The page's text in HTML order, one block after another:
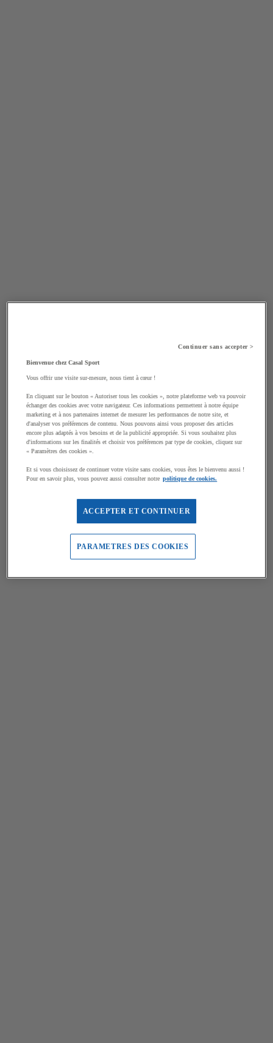
Continuer sans accepter >
Bienvenue chez Casal Sport
Vous offrir une visite sur-mesure, nous tient à cœur !
En cliquant sur le bouton « Autoriser tous les cookies », notre plateforme web va pouvoir
échanger des cookies avec votre navigateur. Ces informations permettent à notre équipe
marketing et à nos partenaires internet de mesurer les performances de notre site, et
d'analyser vos préférences de contenu. Nous pouvons ainsi vous proposer des articles
encore plus adaptés à vos besoins et de la publicité appropriée. Si vous souhaitez plus
d'informations sur les finalités et choisir vos préférences par type de cookies, cliquez sur
« Paramètres des cookies ».
Et si vous choisissez de continuer votre visite sans cookies, vous êtes le bienvenu aussi !
Pour en savoir plus, vous pouvez aussi consulter notre politique de cookies.
ACCEPTER ET CONTINUER
PARAMETRES DES COOKIES